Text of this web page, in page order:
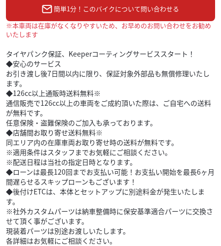
簡単1分！このバイクについて問い合わせる
※本車両は在庫がなくなりやすいため、お早めのお問い合わせをお勧め
いたします
タイヤパンク保証、Keeperコーティングサービススタート！
◆安心のサービス
お引き渡し後7日間以内に限り、保証対象外部品も無償修理いたし
ます。
◆126cc以上通販時送料無料※
通信販売で126cc以上の車両をご成約頂いた際は、ご自宅への送料
が無料です。
任意保険・盗難保険のご加入も承っております。
◆店舗間お取り寄せ送料無料※
同エリア内の在庫車両お取り寄せ時の送料が無料です。
※適用条件はスタッフまでお気軽にご相談ください。
※配送日程は当社の指定日時となります。
◆ローンは最長120回までお支払い可能！お支払い開始を最長6ヶ月
間遅らせるスキップローンもございます！
◆後付けETCは、本体とセットアップに別途料金が発生いたしま
す。
※社外カスタムパーツは納車整備時に保安基準適合パーツに交換さ
せて頂く事がございます。
現装着パーツは別途お渡しいたします。
各詳細はお気軽にご相談ください。